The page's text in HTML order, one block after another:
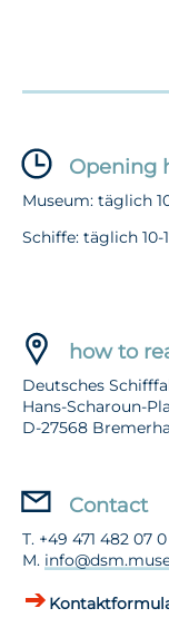
Opening
Museum: täglich
Schiffe: täglich 10-
how to
Deutsches
Hans-Scharoun-
D-27568
Contact
T. +49 471 482 07 0
M.